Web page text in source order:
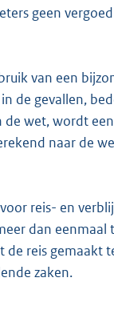
geen
van een
de gevallen,
de wet, wordt
naar de
reis- en
dan eenmaal
de reis gemaakt
zaken.